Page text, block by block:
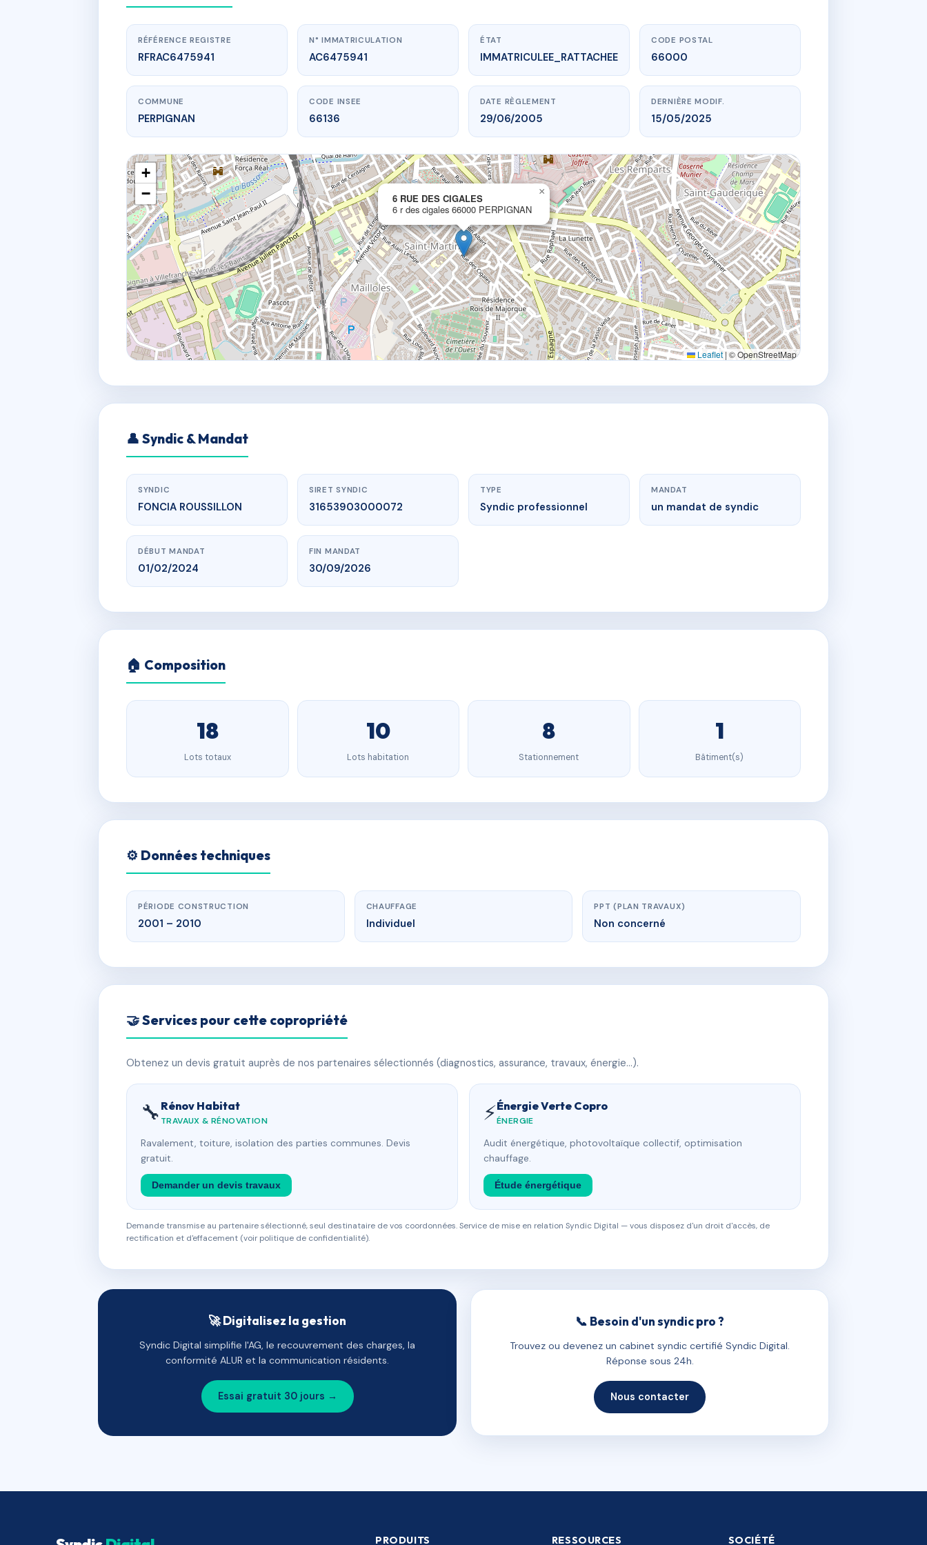
www.vme.plus/AC6475941
6 RUE DES CIGALES
6 r des cigales66000 PERPIGNAN
RÉFÉRENCE REGISTRE
RFRAC6475941
N° IMMATRICULATION
AC6475941
ÉTAT
IMMATRICULEE_RATTACHEE
CODE POSTAL
66000
COMMUNE
PERPIGNAN
CODE INSEE
66136
DATE RÈGLEMENT
29/06/2005
DERNIÈRE MODIF.
15/05/2025
6 RUE DES CIGALES
6 r des cigales 66000 PERPIGNAN
×
+
−
Leaflet | © OpenStreetMap
👤 Syndic & Mandat
SYNDIC
FONCIA ROUSSILLON
SIRET SYNDIC
31653903000072
TYPE
Syndic professionnel
MANDAT
un mandat de syndic
DÉBUT MANDAT
01/02/2024
FIN MANDAT
30/09/2026
🏠 Composition
18
Lots totaux
10
Lots habitation
8
Stationnement
1
Bâtiment(s)
⚙️ Données techniques
PÉRIODE CONSTRUCTION
2001 – 2010
CHAUFFAGE
Individuel
PPT (PLAN TRAVAUX)
Non concerné
🤝 Services pour cette copropriété
Obtenez un devis gratuit auprès de nos partenaires sélectionnés (diagnostics, assurance, travaux, énergie…).
🔧 Rénov Habitat
TRAVAUX & RÉNOVATION
Ravalement, toiture, isolation des parties communes. Devis
gratuit.
Demander un devis travaux
⚡Énergie Verte Copro
ÉNERGIE
Audit énergétique, photovoltaïque collectif, optimisation
chauffage.
Étude énergétique
Demande transmise au partenaire sélectionné, seul destinataire de vos coordonnées. Service de mise en relation Syndic Digital — vous disposez d'un droit d'accès, de
rectification et d'effacement (voir politique de confidentialité).
🚀 Digitalisez la gestion
Syndic Digital simplifie l'AG, le recouvrement des charges, la
conformité ALUR et la communication résidents.
Essai gratuit 30 jours →
📞 Besoin d'un syndic pro ?
Trouvez ou devenez un cabinet syndic certifié Syndic Digital.
Réponse sous 24h.
Nous contacter
PRODUITS RESSOURCES SOCIÉTÉ